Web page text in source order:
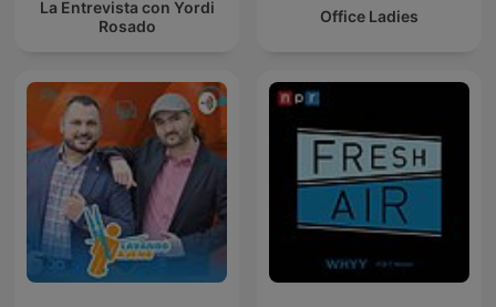
La Entrevista con Yordi
Rosado
Office Ladies